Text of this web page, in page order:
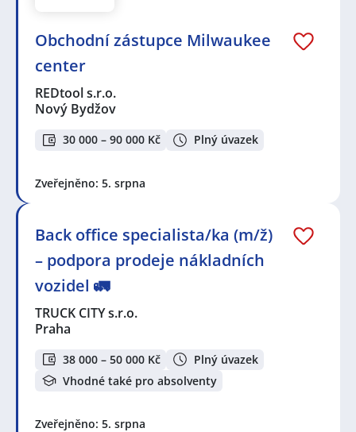
Obchodní zástupce Milwaukee
center
REDtool s.r.o.
Nový Bydžov
30 000 – 90 000 Kč Plný úvazek
Zveřejněno: 5. srpna
Back office specialista/ka (m/ž)
– podpora prodeje nákladních
vozidel 🚛
TRUCK CITY s.r.o.
Praha
38 000 – 50 000 Kč
Plný úvazek
Vhodné také pro absolventy
Zveřejněno: 5. srpna